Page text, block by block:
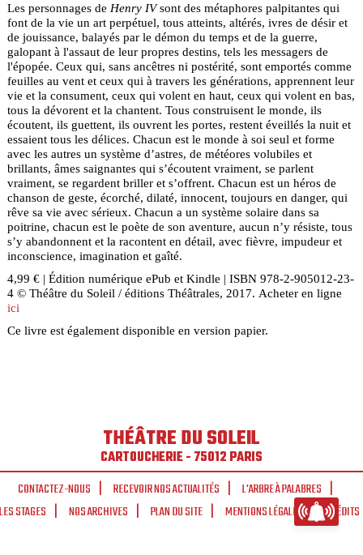
Les personnages de Henry IVsont des métaphores palpitantes qui
font de la vie un art perpétuel, tous atteints, altérés, ivres de désir et
de jouissance, balayés par le démon du temps et de la guerre,
galopant à l'assaut de leur propres destins, tels les messagers de
l'épopée. Ceux qui, sans ancêtres ni postérité, sont emportés comme
feuilles au vent et ceux qui à travers les générations, apprennent leur
vie et la consument, ceux qui volent en haut, ceux qui volent en bas,
tous la dévorent et la chantent. Tous construisent le monde, ils
écoutent, ils guettent, ils ouvrent les portes, restent éveillés la nuit et
essaient tous les délices. Chacun est le monde à soi seul et forme
avec les autres un système d’astres, de météores volubiles et
brillants, âmes saignantes qui s’écoutent vraiment, se parlent
vraiment, se regardent briller et s’offrent. Chacun est un héros de
chanson de geste, écorché, dilaté, innocent, toujours en danger, qui
rêve sa vie avec sérieux. Chacun a un système solaire dans sa
poitrine, chacun est le poète de son aventure, aucun n’y résiste, tous
s’y abandonnent et la racontent en détail, avec fièvre, impudeur et
inconscience, imagination et gaîté.
4,99 € | Édition numérique ePub et Kindle | ISBN 978-2-905012-23-
4 © Théâtre du Soleil / éditions Théâtrales, 2017. Acheter en ligne
ici
Ce livre est également disponible en version papier.
THÉÂTRE DU SOLEIL
CARTOUCHERIE - 75012 PARIS
CONTACTEZ-NOUS
RECEVOIR NOS ACTUALITÉS
L'ARBRE À PALABRES
LES STAGES
NOS ARCHIVES PLAN DU SITE MENTIONS LÉGALES CRÉDITS